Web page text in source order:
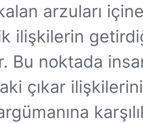
kalan arzuları
ilişkilerin
Bu noktada
çıkar